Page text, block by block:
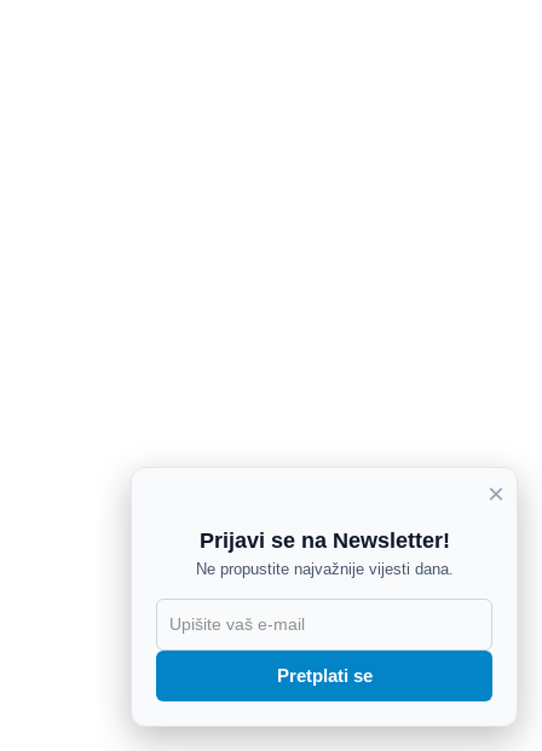
×
Prijavi se na Newsletter!
Ne propustite najvažnije vijesti dana.
Pretplati se